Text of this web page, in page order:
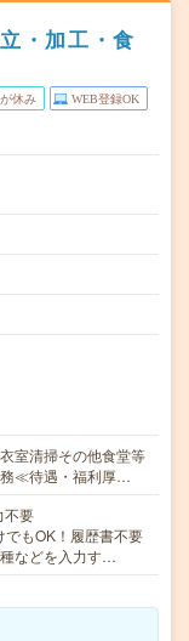
・加工・食
休み WEB登録OK
室清掃その他食堂等
務≪待遇・福利厚…
不要
もOK！履歴書不要
などを入力す…